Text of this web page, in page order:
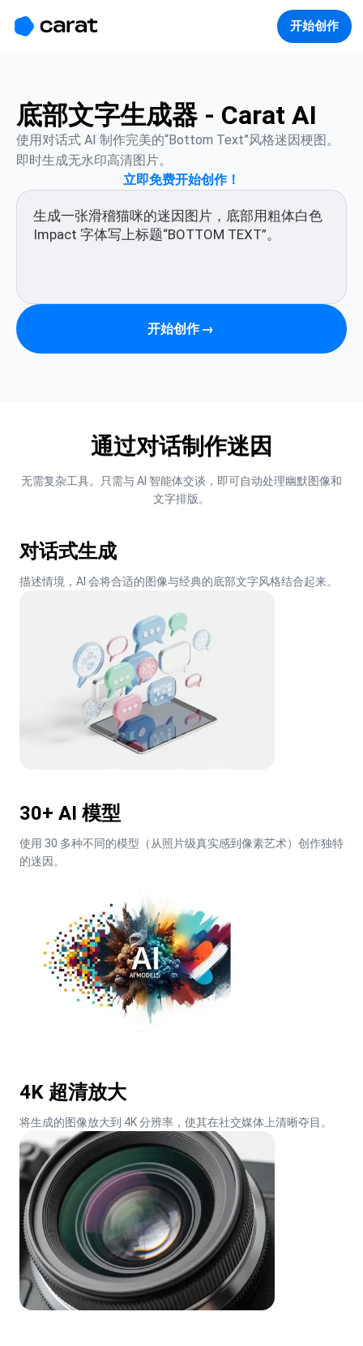
开始创作
底部文字生成器 - Carat AI
使用对话式 AI 制作完美的“Bottom Text”风格迷因梗图。
即时生成无水印高清图片。
立即免费开始创作！
开始创作 →
通过对话制作迷因
无需复杂工具。只需与 AI 智能体交谈，即可自动处理幽默图像和
文字排版。
对话式生成
描述情境，AI 会将合适的图像与经典的底部文字风格结合起来。
30+ AI 模型
使用 30 多种不同的模型（从照片级真实感到像素艺术）创作独特
的迷因。
4K 超清放大
将生成的图像放大到 4K 分辨率，使其在社交媒体上清晰夺目。